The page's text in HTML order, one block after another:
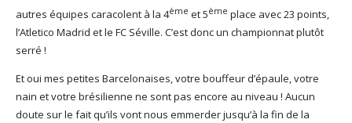
autres équipes caracolent à la 4ème et 5ème place avec 23 points,
l’Atletico Madrid et le FC Séville. C’est donc un championnat plutôt
serré !
Et oui mes petites Barcelonaises, votre bouffeur d’épaule, votre
nain et votre brésilienne ne sont pas encore au niveau ! Aucun
doute sur le fait qu’ils vont nous emmerder jusqu’à la fin de la